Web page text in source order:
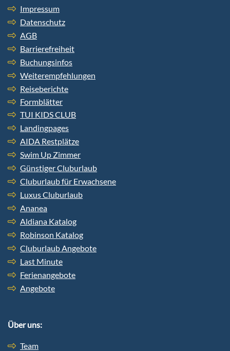
Impressum
Datenschutz
AGB
Barrierefreiheit
Buchungsinfos
Weiterempfehlungen
Reiseberichte
Formblätter
TUI KIDS CLUB
Landingpages
AIDA Restplätze
Swim Up Zimmer
Günstiger Cluburlaub
Cluburlaub für Erwachsene
Luxus Cluburlaub
Ananea
Aldiana Katalog
Robinson Katalog
Cluburlaub Angebote
Last Minute
Ferienangebote
Angebote
Über uns:
Team